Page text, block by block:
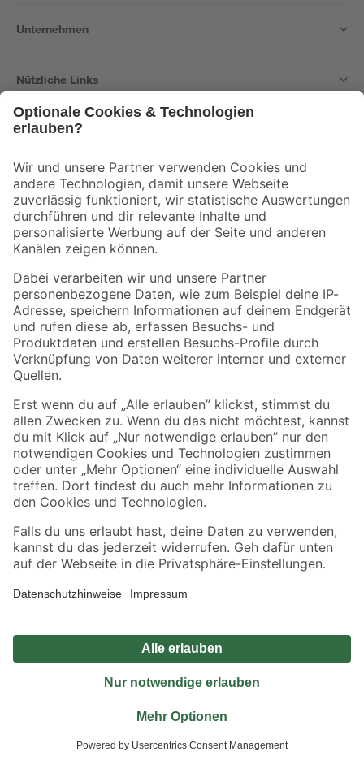
Unternehmen
Nützliche Links
Der toom Newsletter: Keine Angebote und Aktionen mehr verpassen!
Zur Newsletter Anmeldung
Folge uns
Zahlungsarten Versandarten
Sicher einkaufen
Jetzt die toom-App herunterladen
Alle Preisangaben in EUR inkl. gesetzl. MwSt.. Die dargestellten Angebote sind unter
Umständen nicht in allen Märkten verfügbar. Die angegebenen Verfügbarkeiten beziehen
Produkte nur solange der Vorrat reicht.
*Paketversand ab 59 € versandkostenfrei, gilt nicht für Artikel mit Speditionsversand, hier
Privatsphäre Impressum
Nutzungsbedingungen
Widerrufsrecht
Vertrag widerrufen
© 2026 toom Baumarkt GmbH